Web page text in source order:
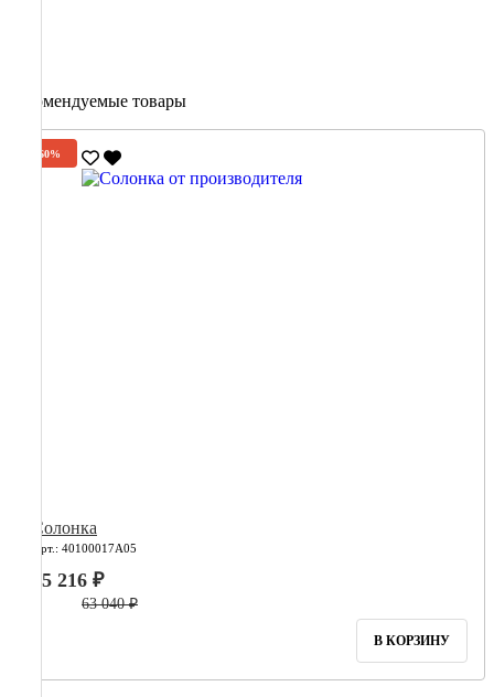
Рекомендуемые товары
-60%
Солонка
Арт.: 40100017А05
25 216 ₽
63 040 ₽
В КОРЗИНУ